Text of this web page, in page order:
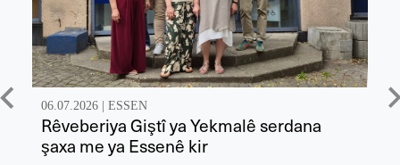
06.07.2026 | ESSEN
Rêveberiya Giştî ya Yekmalê serdana
şaxa me ya Essenê kir